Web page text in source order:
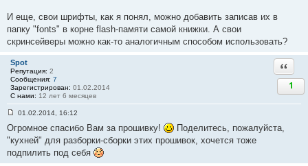
н
и
#
8
И еще, свои шрифты, как я понял, можно добавить записав их в
папку "fonts" в корне flash-памяти самой книжки. А свои
скринсейверы можно как-то аналогичным способом использовать?
Spot
Репутация: 2
Сообщения: 7
Зарегистрирован: 01.02.2014
С нами: 12 лет 6 месяцев
1
о
о
б
щ
е
01.02.2014, 16:12
Огромное спасибо Вам за прошивку!
Поделитесь, пожалуйста,
"кухней" для разборки-сборки этих прошивок, хочется тоже
подпилить под себя